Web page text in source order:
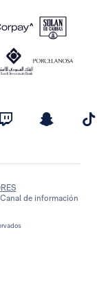
Canal de información